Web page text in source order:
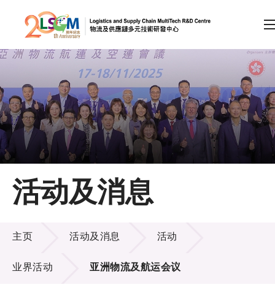
跳到内容（按回车键）
会员登录
A A EN 繁 简
主页
关于LSCM
技术商品化
项目及资助计划
活动及消息
活动及消息
活动及消息
主页 活动及消息 活动
业界活动 亚洲物流及航运会议